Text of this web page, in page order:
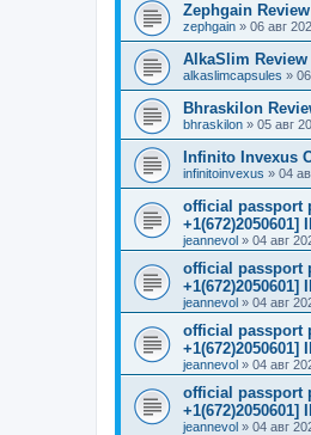
Zephgain
zephgain » 06 авг
AlkaSlim
alkaslimcapsules »
Bhraskilon
bhraskilon » 05 авг
Infinito Invexus
infinitoinvexus » 04
official passport
+1(672)2050601]
jeannevol » 04 авг
official passport
+1(672)2050601]
jeannevol » 04 авг
official passport
+1(672)2050601]
jeannevol » 04 авг
official passport
+1(672)2050601]
jeannevol » 04 авг